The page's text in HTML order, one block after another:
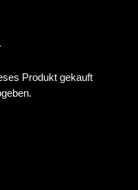
Produkt gekauft